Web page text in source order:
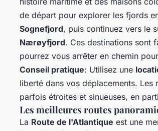
de départ pour explorer les fjords
Sognefjord, puis continuez vers le
Nærøyfjord. Ces destinations sont
pourrez vous arrêter en chemin
Conseil pratique: Utilisez une
liberté dans vos déplacements. Les
parfois étroites et sinueuses, en
Les meilleures routes
La Route de l'Atlantique est une